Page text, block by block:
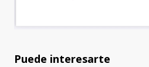
Puede interesarte